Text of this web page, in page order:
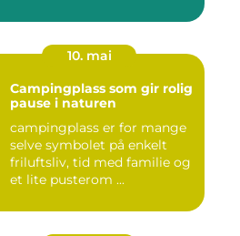
10. mai
Campingplass som gir rolig
pause i naturen
campingplass er for mange
selve symbolet på enkelt
friluftsliv, tid med familie og
et lite pusterom ...